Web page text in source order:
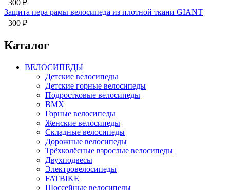
300 ₽
Защита пера рамы велосипеда из плотной ткани GIANT
300 ₽
Каталог
ВЕЛОСИПЕДЫ
Детские велосипеды
Детские горные велосипеды
Подростковые велосипеды
BMX
Горные велосипеды
Женские велосипеды
Складные велосипеды
Дорожные велосипеды
Трёхколёсные взрослые велосипеды
Двухподвесы
Электровелосипеды
FATBIKE
Шоссейные велосипеды